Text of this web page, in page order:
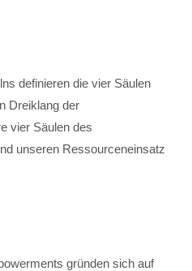
definieren die vier Säulen
Dreiklang der
vier Säulen des
unseren Ressourceneinsatz
gründen sich auf